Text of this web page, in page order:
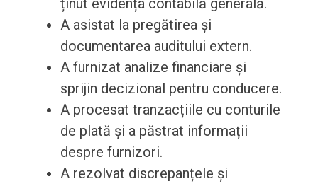
ținut evidența contabilă generală.
A asistat la pregătirea și
documentarea auditului extern.
A furnizat analize financiare și
sprijin decizional pentru conducere.
A procesat tranzacțiile cu conturile
de plată și a păstrat informații
despre furnizori.
A rezolvat discrepanțele și